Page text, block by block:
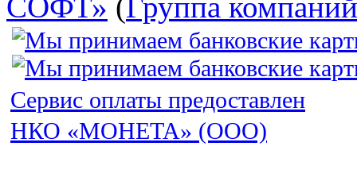
СОФТ» (Группа
Сервис оплаты предоставлен
НКО «МОНЕТА» (ООО)